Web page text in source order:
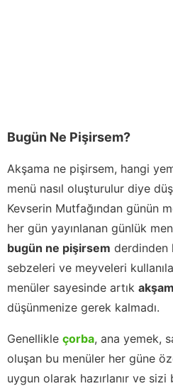
Bugün Ne Pişirsem?
Akşama ne pişirsem, hangi
menü nasıl oluşturulur diye
Kevserin Mutfağından günün
her gün yayınlanan günlük
bugün ne pişirsem derdinden
sebzeleri ve meyveleri
menüler sayesinde artık
düşünmenize gerek kalmadı.
Genellikle çorba, ana yemek,
oluşan bu menüler her güne
uygun olarak hazırlanır ve sizi